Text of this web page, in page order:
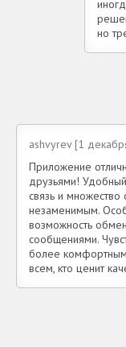
но
ashvyrev [1
Приложение
друзьями!
связь и
незаменимым.
возможность
сообщениями.
более
всем, кто ценит